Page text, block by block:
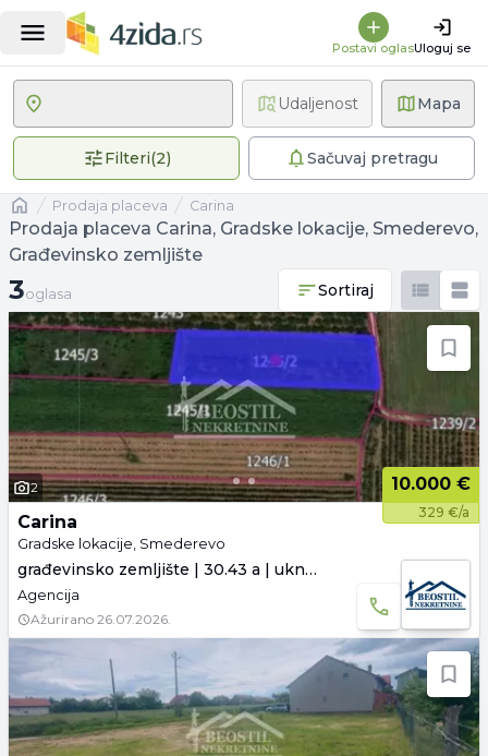
Postavi oglasUloguj se
Mapa
Filteri(2)2 primenjena filteraSačuvaj pretragu
Udaljenost
Naslovnaprodaja placeva Carina
Prodaja placeva Carina, Gradske lokacije, Smederevo,
Građevinsko zemljište
3 oglasa
3oglasa Sortiraj
2 10.000 €
329 €/a
Carina
Gradske lokacije, Smederevo
građevinsko zemljište | 30.43 a | uknjiženo
Agencija
Ažurirano 26.07.2026.